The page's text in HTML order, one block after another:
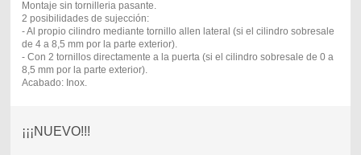
Montaje sin tornilleria pasante.
2 posibilidades de sujección:
- Al propio cilindro mediante tornillo allen lateral (si el cilindro sobresale
de 4 a 8,5 mm por la parte exterior).
- Con 2 tornillos directamente a la puerta (si el cilindro sobresale de 0 a
8,5 mm por la parte exterior).
Acabado: Inox.
¡¡¡NUEVO!!!